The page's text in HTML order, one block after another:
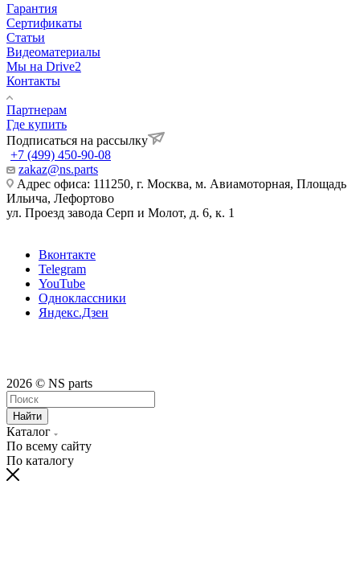
Гарантия
Сертификаты
Статьи
Видеоматериалы
Мы на Drive2
Контакты
Партнерам
Где купить
Подписаться на рассылку
+7 (499) 450-90-08
zakaz@ns.parts
Адрес офиса: 111250, г. Москва, м. Авиамоторная, Площадь
Ильича, Лефортово
ул. Проезд завода Серп и Молот, д. 6, к. 1
Вконтакте
Telegram
YouTube
Одноклассники
Яндекс.Дзен
2026 © NS parts
Найти
Каталог
По всему сайту
По каталогу